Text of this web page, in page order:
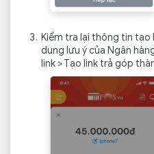
Kiểm tra lại thông tin
dung lưu ý của Ngân
link > Tạo link trả góp